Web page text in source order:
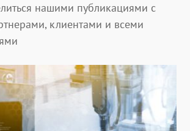
нашими публикациями с
клиентами и всеми